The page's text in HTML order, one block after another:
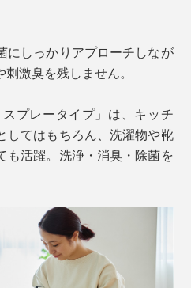
にしっかりアプローチしなが
激臭を残しません。
プレータイプ」は、キッチ
してはもちろん、洗濯物や靴
も活躍。洗浄・消臭・除菌を